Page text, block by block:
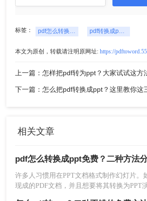
2、根据界面上的提示，选择文件上传
标签： pdf怎么转换成ppt免费 pdf转换成ppt文件
本文为原创，转载请注明原网址: https://
上一篇：怎样把pdf转为ppt？大家试试这方
下一篇：怎么把pdf转换成ppt？这里教你这
相关文章
pdf怎么转换成ppt免费？二种方法
许多人习惯用在PPT文档格式制作幻灯片。
现成的PDF文档，并且想要将其转换为PPT